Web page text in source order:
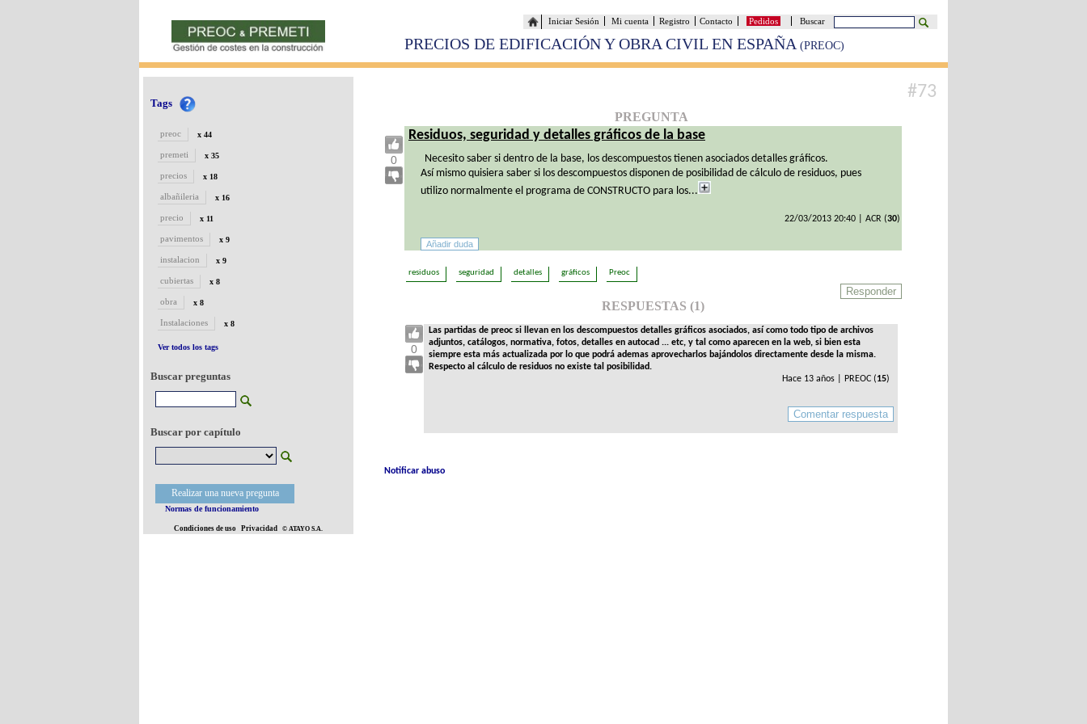
Buscar
Pedidos
Contacto
Registro
Mi cuenta
Iniciar Sesión
PRECIOS DE EDIFICACIÓN Y OBRA CIVIL EN ESPAÑA (PREOC)
Tags
preoc x 44
premeti x 35
precios x 18
albañileria x 16
precio x 11
pavimentos x 9
instalacion x 9
cubiertas x 8
obra x 8
Instalaciones x 8
Ver todos los tags
Buscar preguntas
Buscar por capítulo
Realizar una nueva pregunta
Normas de funcionamiento
Condiciones de uso Privacidad © ATAYO S.A.
#73
PREGUNTA
0
Residuos, seguridad y detalles gráficos de la base
Necesito saber si dentro de la base, los descompuestos tienen asociados detalles gráficos.
Así mismo quisiera saber si los descompuestos disponen de posibilidad de cálculo de residuos, pues
utilizo normalmente el programa de CONSTRUCTO para los...
22/03/2013 20:40 | ACR (30)
residuos seguridad detalles gráficos Preoc
RESPUESTAS (1)
0
Las partidas de preoc si llevan en los descompuestos detalles gráficos asociados, así como todo tipo de archivos
adjuntos, catálogos, normativa, fotos, detalles en autocad ... etc, y tal como aparecen en la web, si bien esta
siempre esta más actualizada por lo que podrá ademas aprovecharlos bajándolos directamente desde la misma.
Respecto al cálculo de residuos no existe tal posibilidad.
Hace 13 años | PREOC (15)
Notificar abuso